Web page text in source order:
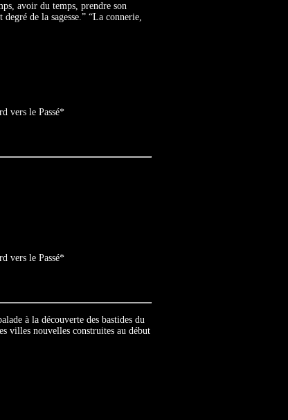
avoir du temps, prendre son
de la sagesse.” “La connerie,
vers le Passé*
vers le Passé*
à la découverte des bastides du
villes nouvelles construites au début